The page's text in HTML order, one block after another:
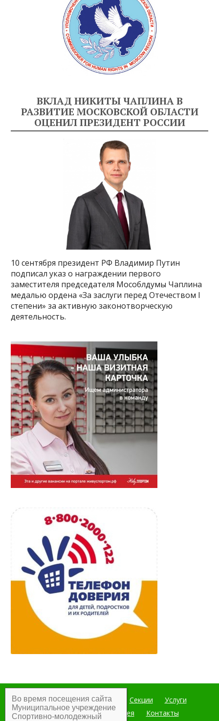
ВКЛАД НИКИТЫ ЧАПЛИНА В
РАЗВИТИЕ МОСКОВСКОЙ ОБЛАСТИ
ОЦЕНИЛ ПРЕЗИДЕНТ РОССИИ
10 сентября президент РФ Владимир Путин
подписал указ о награждении первого
заместителя председателя Мособлдумы Чаплина
медалью ордена «За заслуги перед Отечеством I
степени» за активную законотворческую
деятельность.
Главная Мероприятия Секции
Услуги
Документы
Фотогалерея Контакты
Во время посещения сайта
Муниципальное учреждение
Спортивно-молодежный